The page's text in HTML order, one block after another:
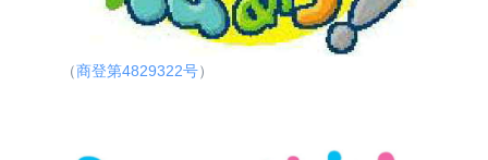
（商登第4829322号）